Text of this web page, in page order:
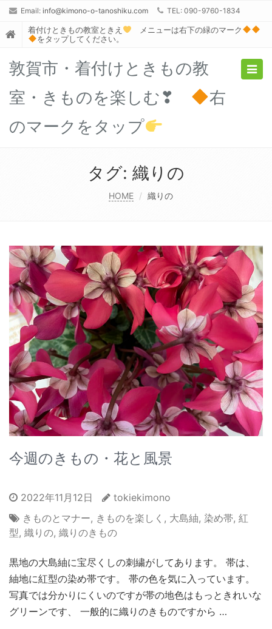
Email: info@kimono-o-tanoshiku.com TEL: 090-9760-1834
着付けときもの教室ときえ
メニューは右下の緑のマーク
をタップしてください。
敦賀市・着付けときもの教
室・きものを楽しむ❣
右
のマークをタップ
タグ: 織りの
HOME 織りの
今週のきもの・花と風景
2022年11月12日
tokiekimono
きものとマナー, きものを楽しく , 大島紬, 染め帯, 紅
型, 織りの, 織りのきもの
黒地の大島紬に宝尽くしの刺繍がしてあります。 帯は、
紬地に紅型の染め帯です。 帯の色を気に入っています。
写真では分かりにくいのですが帯の地色はもっときれいな
グリーンです、 一般的に織りのきものですから …